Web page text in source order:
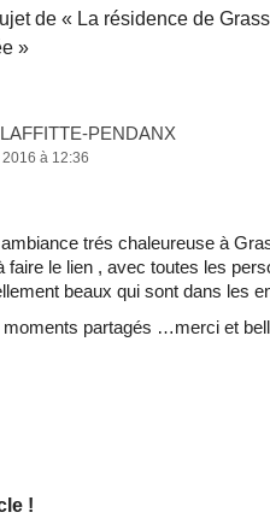
de « La résidence de
»
PENDANX
à 12:36
trés chaleureuse à
faire le lien , avec toutes les
beaux qui sont dans les
moments partagés …merci et
!